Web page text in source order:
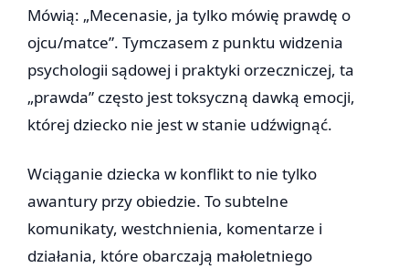
Mówią: „Mecenasie, ja tylko mówię prawdę o
ojcu/matce”. Tymczasem z punktu widzenia
psychologii sądowej i praktyki orzeczniczej, ta
„prawda” często jest toksyczną dawką emocji,
której dziecko nie jest w stanie udźwignąć.
Wciąganie dziecka w konflikt to nie tylko
awantury przy obiedzie. To subtelne
komunikaty, westchnienia, komentarze i
działania, które obarczają małoletniego